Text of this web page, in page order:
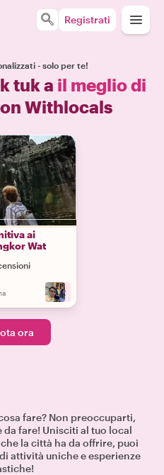
Registrati
- solo per te!
tuk a il meglio di
Withlocals
ai
Wat
+2
ora
fare? Non preoccuparti,
da fare! Unisciti al tuo local
la città ha da offrire, puoi
attività uniche e esperienze